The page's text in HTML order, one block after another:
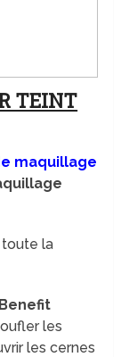
TEINT
maquillage
toute la
les
les cernes